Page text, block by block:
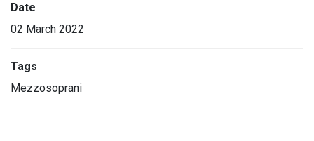
Date
02 March 2022
Tags
Mezzosoprani